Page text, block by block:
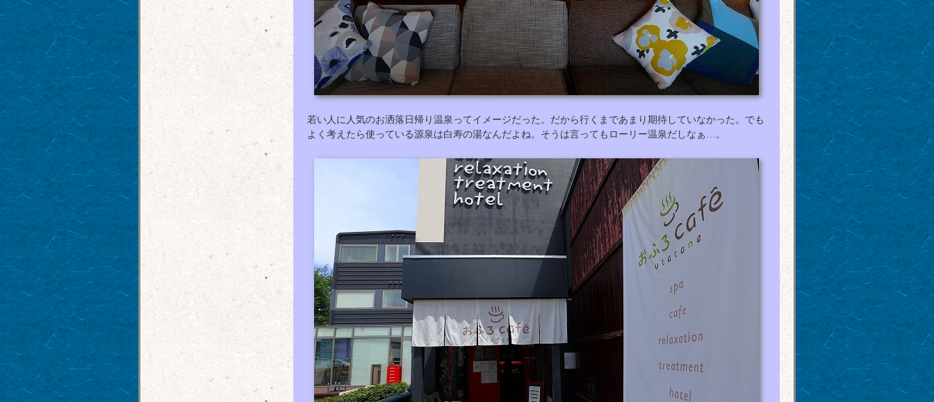
若い人に人気のお洒落日帰り温泉ってイメージだった。だから行くまであまり期待していなかった。でも
よく考えたら使っている源泉は白寿の湯なんだよね。そうは言ってもローリー温泉だしなぁ…。